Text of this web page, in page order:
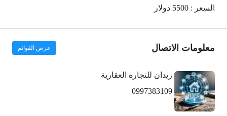
السعر : 5500 دولار
معلومات الاتصال عرض القوائم
زيدان للتجارة العقارية
0997383109